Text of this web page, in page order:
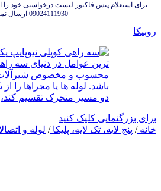
برای استعلام پیش فاکتور لیست درخواستی خود را
09024111930 ارسال نمایید.
روبیکا
برای بزرگنمایی کلیک کنید
خانه/ پنج لایه، تک لایه، پلیکا/ لوله و